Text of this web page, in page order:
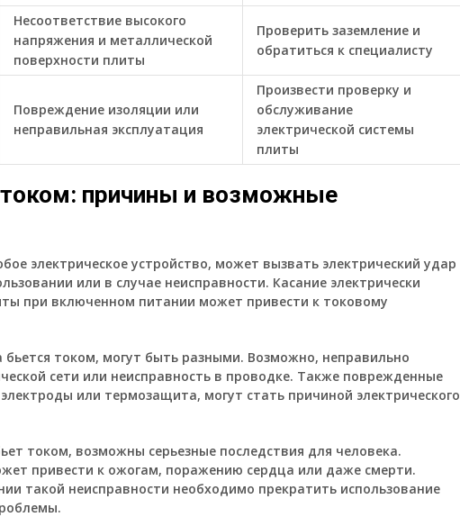
Несоответствие высокого
напряжения и металлической
поверхности плиты
Проверить заземление и
обратиться к специалисту
Повреждение изоляции или
неправильная эксплуатация
Произвести проверку и
обслуживание
электрической системы
плиты
током: причины и возможные
электрическое устройство, может вызвать электрический удар
или в случае неисправности. Касание электрически
при включенном питании может привести к токовому
током, могут быть разными. Возможно, неправильно
сети или неисправность в проводке. Также поврежденные
или термозащита, могут стать причиной электрического
током, возможны серьезные последствия для человека.
привести к ожогам, поражению сердца или даже смерти.
такой неисправности необходимо прекратить использование